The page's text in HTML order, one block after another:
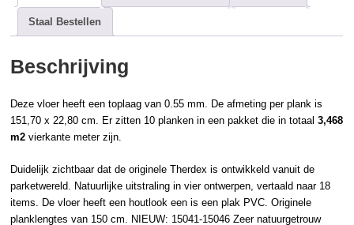
Staal Bestellen
Beschrijving
Deze vloer heeft een toplaag van 0.55 mm. De afmeting per plank is
151,70 x 22,80 cm. Er zitten 10 planken in een pakket die in totaal3,468
m2 vierkante meter zijn.
Duidelijk zichtbaar dat de origineleTherdex is ontwikkeld vanuit de
parketwereld. Natuurlijke uitstraling in vier ontwerpen, vertaald naar 18
items. De vloer heeft eenhoutlook een is eenplak PVC . Originele
planklengtes van 150 cm. NIEUW: 15041-15046 Zeer natuurgetrouw